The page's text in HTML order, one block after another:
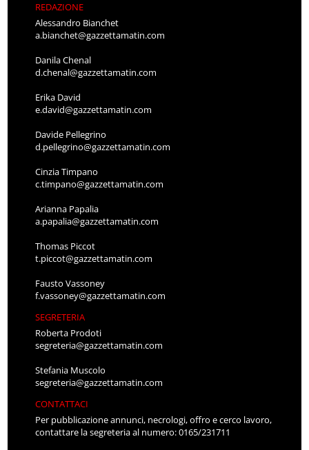
REDAZIONE
Alessandro Bianchet
a.bianchet@gazzettamatin.com
Danila Chenal
d.chenal@gazzettamatin.com
Erika David
e.david@gazzettamatin.com
Davide Pellegrino
d.pellegrino@gazzettamatin.com
Cinzia Timpano
c.timpano@gazzettamatin.com
Arianna Papalia
a.papalia@gazzettamatin.com
Thomas Piccot
t.piccot@gazzettamatin.com
Fausto Vassoney
f.vassoney@gazzettamatin.com
SEGRETERIA
Roberta Prodoti
segreteria@gazzettamatin.com
Stefania Muscolo
segreteria@gazzettamatin.com
CONTATTACI
Per pubblicazione annunci, necrologi, offro e cerco lavoro,
contattare la segreteria al numero: 0165/231711